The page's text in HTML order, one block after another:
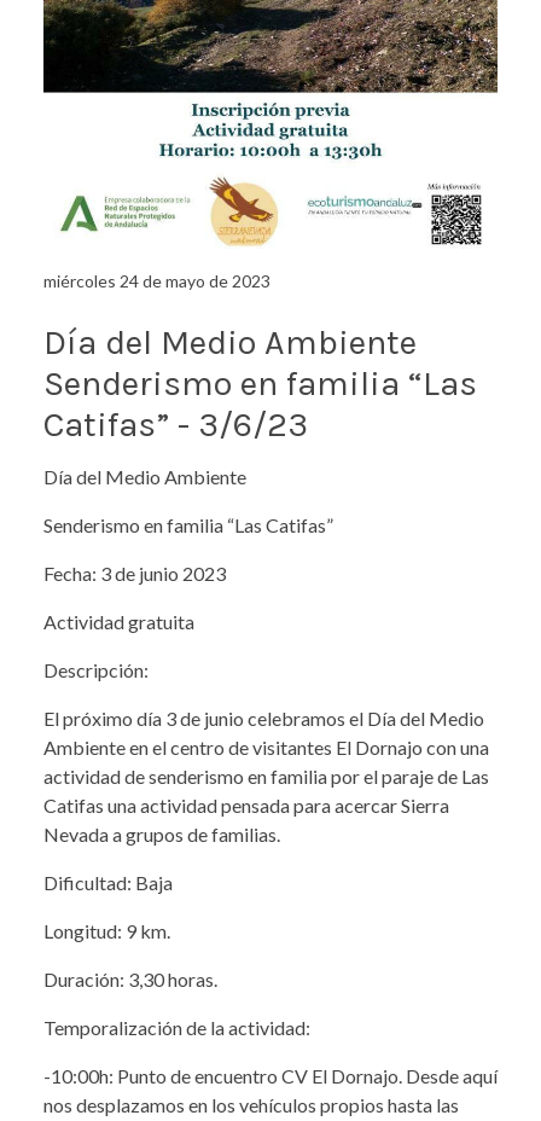
miércoles 24 de mayo de 2023
Día del Medio Ambiente
Senderismo en familia “Las
Catifas” - 3/6/23
Día del Medio Ambiente
Senderismo en familia “Las Catifas”
Fecha: 3 de junio 2023
Actividad gratuita
Descripción:
El próximo día 3 de junio celebramos el Día del Medio
Ambiente en el centro de visitantes El Dornajo con una
actividad de senderismo en familia por el paraje de Las
Catifas una actividad pensada para acercar Sierra
Nevada a grupos de familias.
Dificultad: Baja
Longitud: 9 km.
Duración: 3,30 horas.
Temporalización de la actividad:
-10:00h: Punto de encuentro CV El Dornajo. Desde aquí
nos desplazamos en los vehículos propios hasta las